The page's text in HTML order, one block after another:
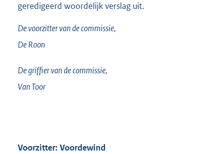
geredigeerd woordelijk verslag uit.
De voorzitter van de commissie,
De Roon
De griffier van de commissie,
Van Toor
Voorzitter: Voordewind